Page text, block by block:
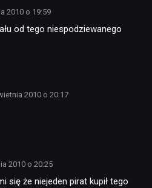
2010 o 19:59
od tego niespodziewanego
2010 o 20:17
2010 o 20:25
się że niejeden pirat kupił tego